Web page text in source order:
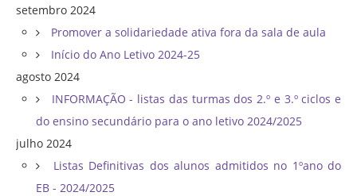
setembro 2024
Promover a solidariedade ativa fora da sala de aula
Início do Ano Letivo 2024-25
agosto 2024
INFORMAÇÃO - listas das turmas dos 2.º e 3.º ciclos e
do ensino secundário para o ano letivo 2024/2025
julho 2024
Listas Definitivas dos alunos admitidos no 1ºano do
EB - 2024/2025